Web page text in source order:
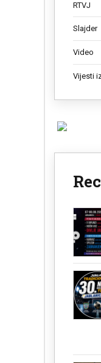
RTVJ
Slajder
Video
Vijesti